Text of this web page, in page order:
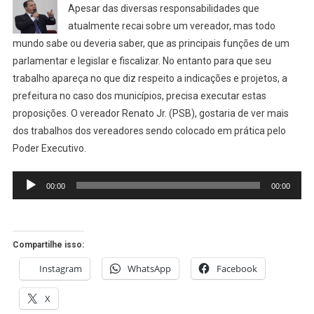
JR.
QUER
MAIS
INDICAÇÕES
EXECUTADAS
Apesar das diversas responsabilidades que
atualmente recai sobre um vereador, mas todo
mundo sabe ou deveria saber, que as principais funções de um
parlamentar e legislar e fiscalizar. No entanto para que seu
trabalho apareça no que diz respeito a indicações e projetos, a
prefeitura no caso dos municípios, precisa executar estas
proposições. O vereador Renato Jr. (PSB), gostaria de ver mais
dos trabalhos dos vereadores sendo colocado em prática pelo
Poder Executivo.
Tocador
00:00 00:00
Compartilhe isso:
Instagram WhatsApp Facebook
X